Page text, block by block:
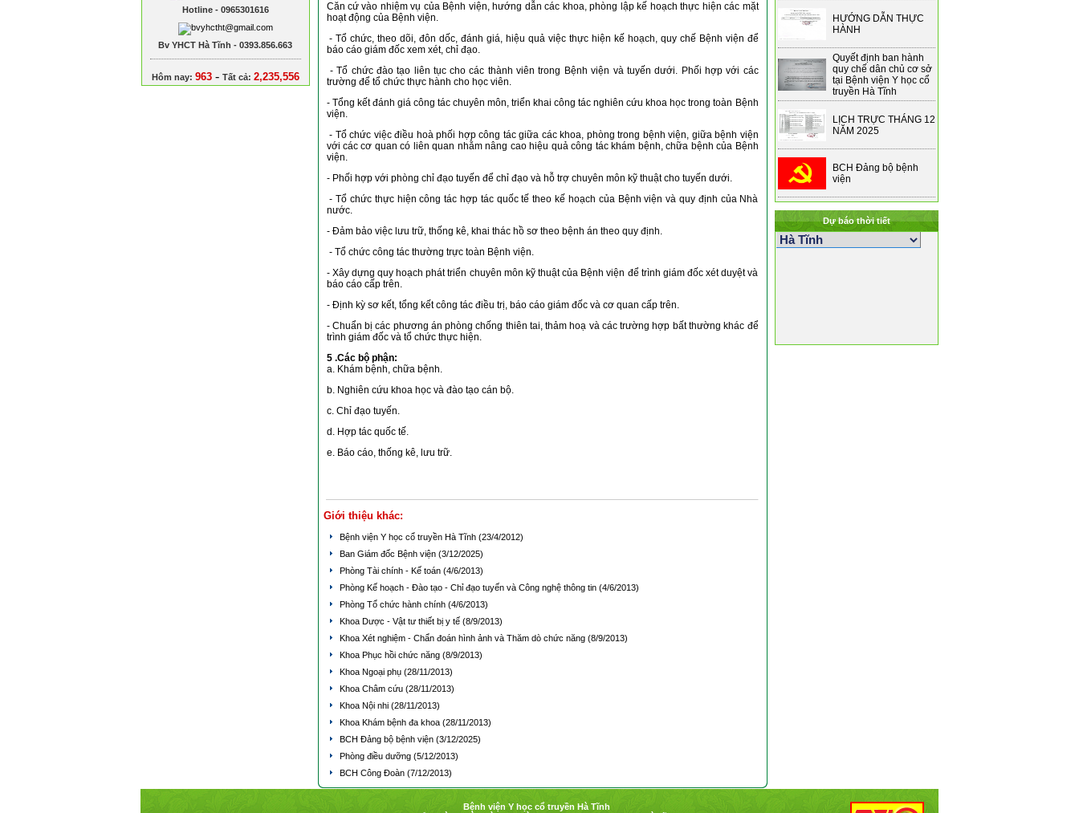
Hotline - 0965301616
Bv YHCT Hà Tĩnh - 0393.856.663
Hôm nay: 963- Tất cả: 2,235,556
Căn cứ vào nhiệm vụ của Bệnh viện, hướng dẫn các khoa, phòng lập kế hoạch thực hiện các mặt
hoạt động của Bệnh viện.
- Tổ chức, theo dõi, đôn dốc, đánh giá, hiệu quả việc thực hiện kế hoạch, quy chế Bệnh viện để
báo cáo giám đốc xem xét, chỉ đạo.
- Tổ chức đào tạo liên tục cho các thành viên trong Bệnh viện và tuyến dưới. Phối hợp với các
trường để tổ chức thực hành cho học viên.
- Tổng kết đánh giá công tác chuyên môn, triển khai công tác nghiên cứu khoa học trong toàn Bệnh
viện.
- Tổ chức việc điều hoà phối hợp công tác giữa các khoa, phòng trong bệnh viện, giữa bệnh viện
với các cơ quan có liên quan nhằm nâng cao hiệu quả công tác khám bệnh, chữa bệnh của Bệnh
viện.
- Phối hợp với phòng chỉ đạo tuyến để chỉ đạo và hỗ trợ chuyên môn kỹ thuật cho tuyến dưới.
- Tổ chức thực hiện công tác hợp tác quốc tế theo kế hoạch của Bệnh viện và quy định của Nhà
nước.
- Đảm bảo việc lưu trữ, thống kê, khai thác hồ sơ theo bệnh án theo quy định.
- Tổ chức công tác thường trực toàn Bệnh viện.
- Xây dựng quy hoạch phát triển chuyên môn kỹ thuật của Bệnh viện để trình giám đốc xét duyệt và
báo cáo cấp trên.
- Định kỳ sơ kết, tổng kết công tác điều trị, báo cáo giám đốc và cơ quan cấp trên.
- Chuẩn bị các phương án phòng chống thiên tai, thảm hoạ và các trường hợp bất thường khác để
trình giám đốc và tổ chức thực hiện.
5 .Các bộ phận:
a. Khám bệnh, chữa bệnh.
b. Nghiên cứu khoa học và đào tạo cán bộ.
c. Chỉ đạo tuyến.
d. Hợp tác quốc tế.
e. Báo cáo, thống kê, lưu trữ.
Giới thiệu khác:
Bệnh viện Y học cổ truyền Hà Tĩnh (23/4/2012)
Ban Giám đốc Bệnh viện (3/12/2025)
Phòng Tài chính - Kế toán (4/6/2013)
Phòng Kế hoạch - Đào tạo - Chỉ đạo tuyến và Công nghệ thông tin (4/6/2013)
Phòng Tổ chức hành chính (4/6/2013)
Khoa Dược - Vật tư thiết bị y tế (8/9/2013)
Khoa Xét nghiệm - Chẩn đoán hình ảnh và Thăm dò chức năng (8/9/2013)
Khoa Phục hồi chức năng (8/9/2013)
Khoa Ngoại phụ (28/11/2013)
Khoa Châm cứu (28/11/2013)
Khoa Nội nhi (28/11/2013)
Khoa Khám bệnh đa khoa (28/11/2013)
BCH Đảng bộ bệnh viện (3/12/2025)
Phòng điều dưỡng (5/12/2013)
BCH Công Đoàn (7/12/2013)
HƯỚNG DẪN THỰC
HÀNH
Quyết định ban hành
quy chế dân chủ cơ sở
tại Bệnh viện Y học cổ
truyền Hà Tĩnh
LỊCH TRỰC THÁNG 12
NĂM 2025
BCH Đảng bộ bệnh
viện
Dự báo thời tiết
Bệnh viện Y học cổ truyền Hà Tĩnh